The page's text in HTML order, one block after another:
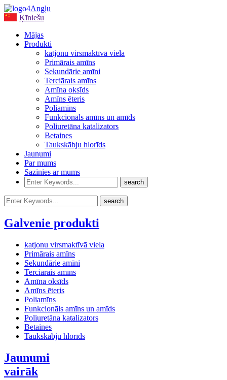
Angļu
Ķīniešu
Mājas
Produkti
katjonu virsmaktīvā viela
Primārais amīns
Sekundārie amīni
Terciārais amīns
Amīna oksīds
Amīns ēteris
Poliamīns
Funkcionāls amīns un amīds
Poliuretāna katalizators
Betaines
Taukskābju hlorīds
Jaunumi
Par mums
Sazinies ar mums
Galvenie produkti
katjonu virsmaktīvā viela
Primārais amīns
Sekundārie amīni
Terciārais amīns
Amīna oksīds
Amīns ēteris
Poliamīns
Funkcionāls amīns un amīds
Poliuretāna katalizators
Betaines
Taukskābju hlorīds
Jaunumi
vairāk